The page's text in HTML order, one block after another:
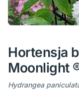
Hortensja
Moonlight
Hydrangea